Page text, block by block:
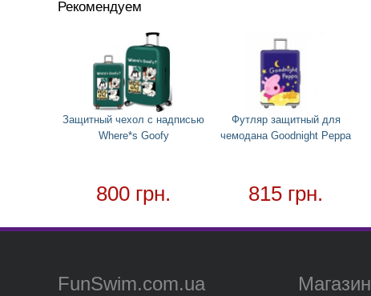
Рекомендуем
Защитный чехол с надписью
Where*s Goofy
800 грн.
Футляр защитный для
чемодана Goodnight Peppa
815 грн.
FunSwim.com.ua Магазин